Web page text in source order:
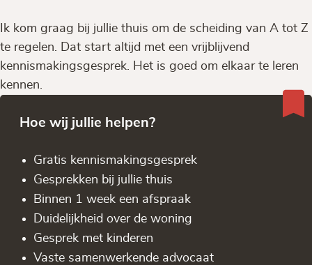
Ik kom graag bij jullie thuis om de scheiding van A tot Z
te regelen. Dat start altijd met een vrijblijvend
kennismakingsgesprek. Het is goed om elkaar te leren
kennen.
Hoe wij jullie helpen?
Gratis kennis­makingsgesprek
Gesprekken bij jullie thuis
Binnen 1 week een afspraak
Duidelijkheid over de woning
Gesprek met kinderen
Vaste samenwerkende advocaat